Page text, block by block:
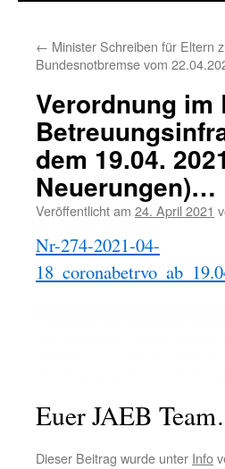
← Minister Schreiben für Eltern
Bundesnotbremse vom
Verordnung im
dem 19.04.
Neuerungen)…
Veröffentlicht am 24. April 2021
Nr-274-2021-04-
Euer JAEB
Dieser Beitrag wurde unter Info